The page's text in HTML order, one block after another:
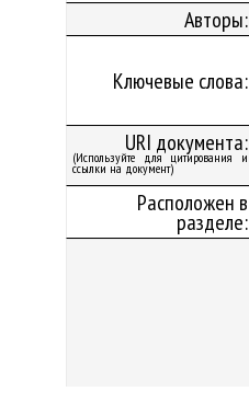
Авторы:
Ключевые слова:
URI документа:
(Используйте для цитирования и
ссылки на документ)
Расположен в
разделе: